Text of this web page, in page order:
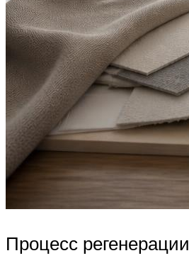
Процесс регенерации